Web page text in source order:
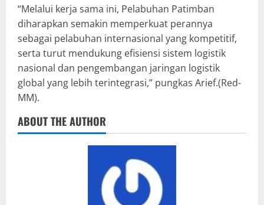
“Melalui kerja sama ini, Pelabuhan Patimban
diharapkan semakin memperkuat perannya
sebagai pelabuhan internasional yang kompetitif,
serta turut mendukung efisiensi sistem logistik
nasional dan pengembangan jaringan logistik
global yang lebih terintegrasi,” pungkas Arief.(Red-
MM).
ABOUT THE AUTHOR